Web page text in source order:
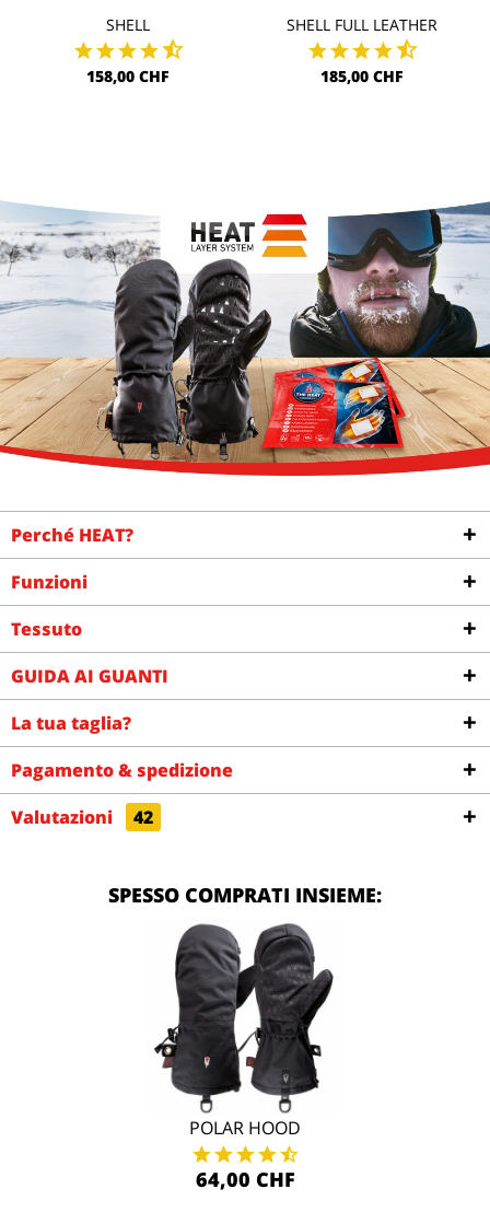
SHELL
158,00 CHF
SHELL FULL LEATHER
185,00 CHF
Perché HEAT?
Funzioni
Tessuto
GUIDA AI GUANTI
La tua taglia?
Pagamento & spedizione
Valutazioni
42
SPESSO COMPRATI INSIEME:
POLAR HOOD
64,00 CHF